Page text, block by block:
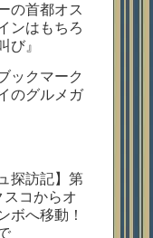
の首都オス
ンはもちろ
び』
ックマーク
のグルメガ
探訪記】第
スコからオ
ボへ移動！